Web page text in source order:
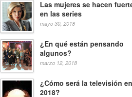
Las mujeres se hacen
en las series
mayo 30, 2018
¿En qué están pensando
algunos?
marzo 12, 2018
¿Cómo será la televisión en
2018?